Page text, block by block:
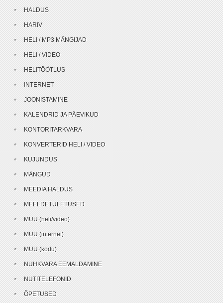
HALDUS
HARIV
HELI / MP3 MÄNGIJAD
HELI / VIDEO
HELITÖÖTLUS
INTERNET
JOONISTAMINE
KALENDRID JA PÄEVIKUD
KONTORITARKVARA
KONVERTERID HELI / VIDEO
KUJUNDUS
MÄNGUD
MEEDIA HALDUS
MEELDETULETUSED
MUU (heli/video)
MUU (internet)
MUU (kodu)
NUHKVARA EEMALDAMINE
NUTITELEFONID
ÕPETUSED